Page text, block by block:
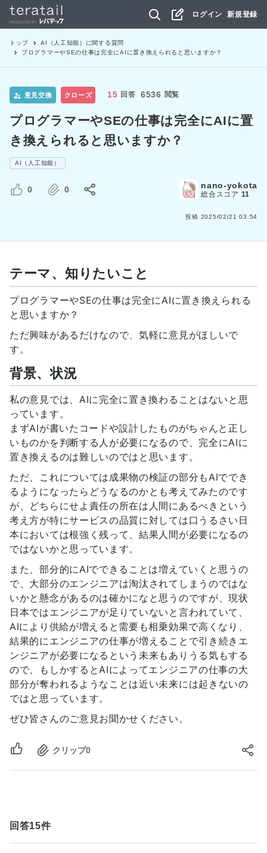
ログイン 新規登録
トップ AI（人工知能）
に関する質問
プログラマーやSEの仕事は完全にAIに置き換えられると思いますか？
意見交換 クローズ 15 回答 6536 閲覧
プログラマーやSEの仕事は完全にAIに置
き換えられると思いますか？
AI（人工知能）
0 0 nano-yokota
総合スコア 11
投稿 2025/02/21 03:54
テーマ、知りたいこと
プログラマーやSEの仕事は完全にAIに置き換えられる
と思いますか？
ただ興味があるだけなので、気軽に意見がほしいで
す。
背景、状況
私の意見では、AIに完全に置き換わることはないと思
っています。
まずAIが書いたコードや設計したものがちゃんと正し
いものかを判断する人が必要になるので、完全にAIに
置き換えるのは難しいのではと思います。
ただ、これについては成果物の検証の部分もAIででき
るようになったらどうなるのかとも考えてみたのです
が、どちらにせよ責任の所在は人間にあるべきという
考え方が特にサービスの品質に対しては口うるさい日
本においては根強く残って、結果人間が必要になるの
ではないかと思っています。
また、部分的にAIでできることは増えていくと思うの
で、大部分のエンジニアは淘汰されてしまうのではな
いかと懸念があるのは確かになと思うのですが、現状
日本ではエンジニアが足りていないと言われていて、
AIにより供給が増えると需要も相乗効果で高くなり、
結果的にエンジニアの仕事が増えることで引き続きエ
ンジニアが必要になるという未来もありうる気もする
ので、もしかするとAIによってエンジニアの仕事の大
部分が奪われるようなことは近い未来には起きないの
ではと思っています。
ぜひ皆さんのご意見お聞かせください。
クリップ0
回答15件